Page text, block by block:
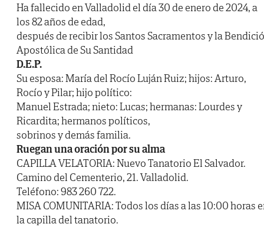
Ha fallecido en Valladolid el día 30 de enero de 2024, a
los 82 años de edad,
después de recibir los Santos Sacramentos y la
Apostólica de Su Santidad
D.E.P.
Su esposa: María del Rocío Luján Ruiz; hijos: Arturo,
Rocío y Pilar; hijo político:
Manuel Estrada; nieto: Lucas; hermanas: Lourdes y
Ricardita; hermanos políticos,
sobrinos y demás familia.
Ruegan una oración por su alma
CAPILLA VELATORIA: Nuevo Tanatorio El Salvador.
Camino del Cementerio, 21. Valladolid.
Teléfono: 983 260 722.
MISA COMUNITARIA: Todos los días a las 10:00 horas
la capilla del tanatorio.